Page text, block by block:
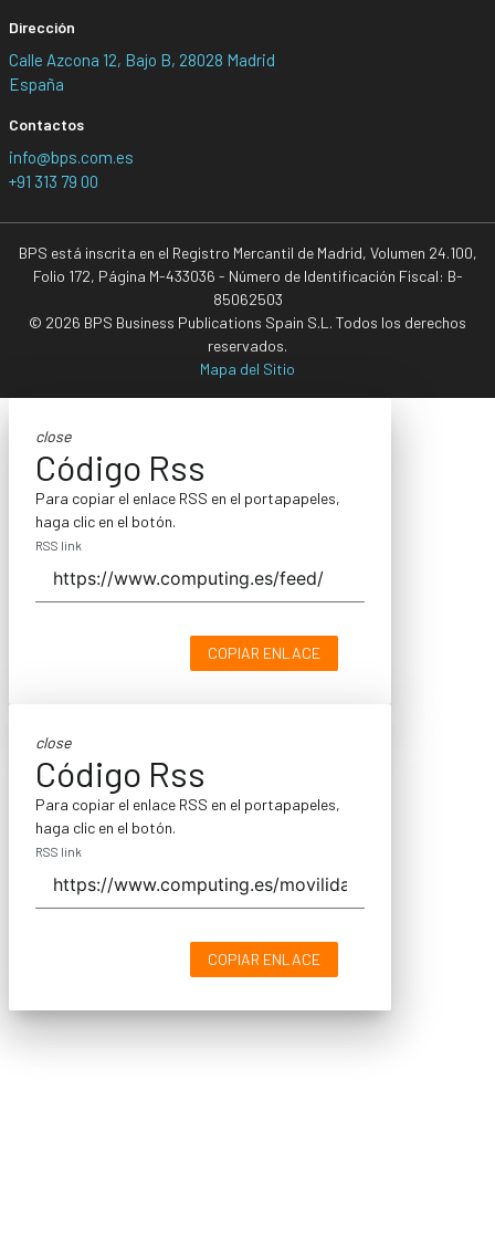
Dirección
Calle Azcona 12, Bajo B, 28028 Madrid
España
Contactos
info@bps.com.es
+91 313 79 00
BPS está inscrita en el Registro Mercantil de Madrid, Volumen 24.100,
Folio 172, Página M-433036 - Número de Identificación Fiscal: B-
85062503
© 2026 BPS Business Publications Spain S.L. Todos los derechos
reservados.
Mapa del Sitio
close
Código Rss
Para copiar el enlace RSS en el portapapeles,
haga clic en el botón.
RSS link
COPIAR ENLACE
close
Código Rss
Para copiar el enlace RSS en el portapapeles,
haga clic en el botón.
RSS link
COPIAR ENLACE